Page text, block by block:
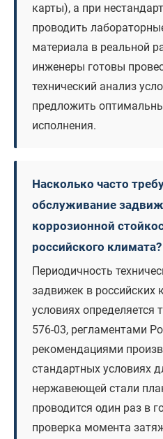
карты), а при
проводить
материала в реальной
инженеры готовы
технический анализ
предложить
исполнения.
Насколько часто
обслуживание
коррозионной
российского климата?
Периодичность
задвижек в российских
условиях определяется
576-03, регламентами
рекомендациями
стандартных условиях
нержавеющей стали
проводится один раз в
проверка момента